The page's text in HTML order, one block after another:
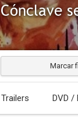
Cónclave
Marcar
Trailers DVD /